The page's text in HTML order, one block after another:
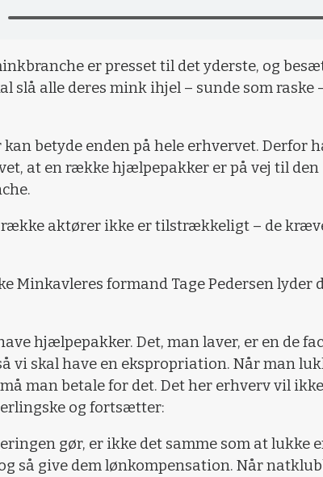
er presset til det yderste, og
slå alle deres mink ihjel – sunde som raske
betyde enden på hele erhvervet. Derfor
at en række hjælpepakker er på vej til den
række aktører ikke er tilstrækkeligt – de
Minkavleres formand Tage Pedersen lyder
hjælpepakker. Det, man laver, er en de
vi skal have en ekspropriation. Når man
man betale for det. Det her erhverv vil
og fortsætter:
gør, er ikke det samme som at lukke
så give dem lønkompensation. Når